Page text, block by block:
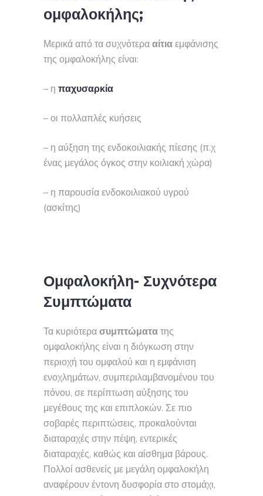
ομφαλοκήλης;
Μερικά από τα συχνότερααίτιαεμφάνισης
της ομφαλοκήλης είναι:
– η παχυσαρκία
– οι πολλαπλές κυήσεις
– η αύξηση της ενδοκοιλιακής πίεσης (π.χ
ένας μεγάλος όγκος στην κοιλιακή χώρα)
– η παρουσία ενδοκοιλιακού υγρού
(ασκίτης)
Ομφαλοκήλη- Συχνότερα
Συμπτώματα
Τα κυριότερασυμπτώματατης
ομφαλοκήλης είναι η διόγκωση στην
περιοχή του ομφαλού και η εμφάνιση
ενοχλημάτων, συμπεριλαμβανομένου του
πόνου, σε περίπτωση αύξησης του
μεγέθους της και επιπλοκών. Σε πιο
σοβαρές περιπτώσεις, προκαλούνται
διαταραχές στην πέψη, εντερικές
διαταραχές, καθώς και αίσθημα βάρους.
Πολλοί ασθενείς με μεγάλη ομφαλοκήλη
αναφέρουν έντονη δυσφορία στο στομάχι,